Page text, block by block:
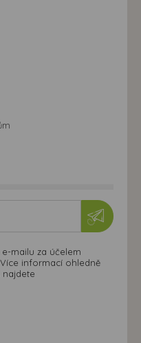
mailu za účelem
informací ohledně